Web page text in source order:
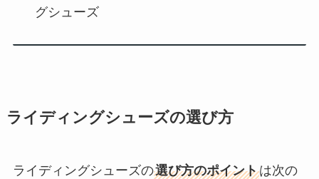
グシューズ
ライディングシューズの選び方
ライディングシューズの選び方のポイントは次の